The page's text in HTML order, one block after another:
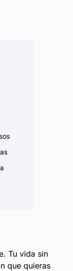
Tu vida sin
que quieras